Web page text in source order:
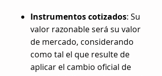
Instrumentos cotizados: Su
valor razonable será su valor
de mercado, considerando
como tal el que resulte de
aplicar el cambio oficial de